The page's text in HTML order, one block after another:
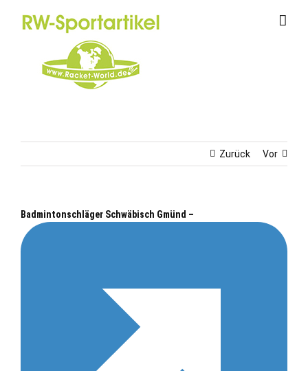
Zurück Vor
Badmintonschläger Schwäbisch Gmünd –